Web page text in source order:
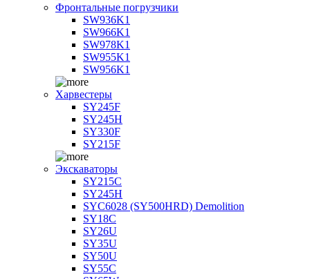
Фронтальные погрузчики
SW936K1
SW966K1
SW978K1
SW955K1
SW956K1
Харвестеры
SY245F
SY245H
SY330F
SY215F
Экскаваторы
SY215C
SY245H
SYC6028 (SY500HRD) Demolition
SY18C
SY26U
SY35U
SY50U
SY55C